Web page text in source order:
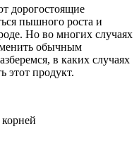
дорогостоящие
пышного роста и
Но во многих случаях
обычным
в каких случаях
этот продукт.